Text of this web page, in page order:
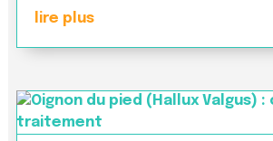
lire plus